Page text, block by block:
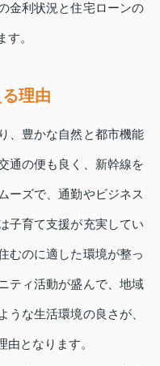
金利状況と住宅ローンの
。
理由
、豊かな自然と都市機能
通の便も良く、新幹線を
ーズで、通勤やビジネス
子育て支援が充実してい
むのに適した環境が整っ
ティ活動が盛んで、地域
うな生活環境の良さが、
となります。